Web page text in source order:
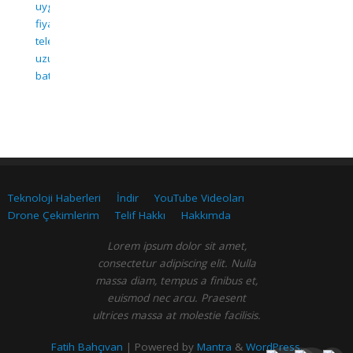
uygun
fiyatlı
telefon
uzun
batarya
Teknoloji Haberleri İndir
YouTube Videoları
Drone Çekimlerim
Telif Hakkı Hakkımda
Lorem ipsum dolor sit amet,
consectetur adipiscing elit. Nulla
massa diam, tempus a finibus et,
euismod nec arcu. Praesent
ultrices massa at molestie facilisis.
Fatih Bahçıvan | Powered by Mantra & WordPress.